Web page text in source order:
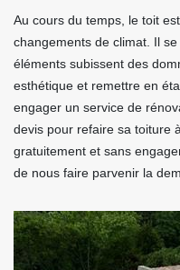
Au cours du temps, le toit
changements de climat. Il
éléments subissent des
esthétique et remettre en
engager un service de
devis pour refaire sa toiture
gratuitement et sans
de nous faire parvenir la